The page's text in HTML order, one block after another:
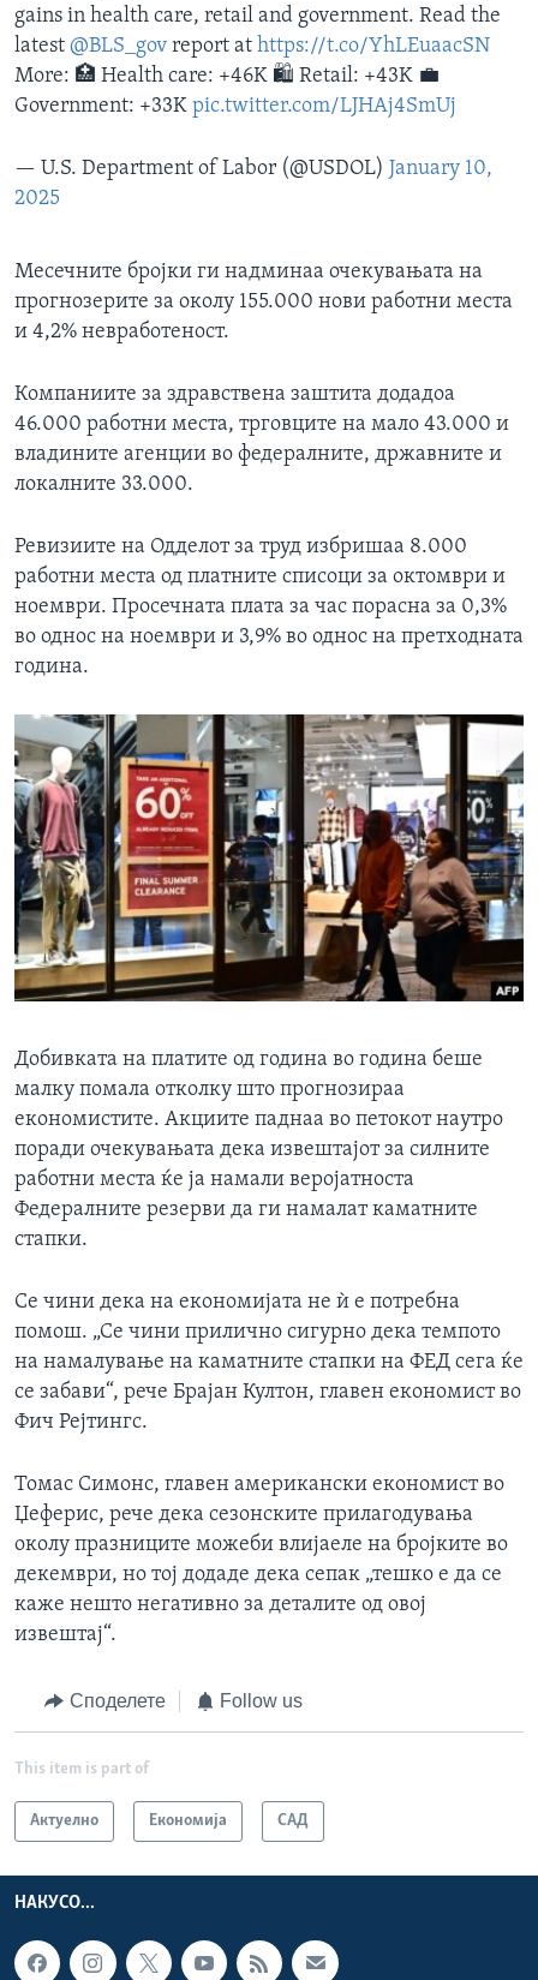
gains in health care, retail and government. Read the
latest @BLS_gov report at https://t.co/YhLEuaacSN
More: 🏥 Health care: +46K 🛍️ Retail: +43K 💼
Government: +33K pic.twitter.com/LJHAj4SmUj
— U.S. Department of Labor (@USDOL) January 10,
2025
Месечните бројки ги надминаа очекувањата на
прогнозерите за околу 155.000 нови работни места
и 4,2% невработеност.
Компаниите за здравствена заштита додадоа
46.000 работни места, трговците на мало 43.000 и
владините агенции во федералните, државните и
локалните 33.000.
Ревизиите на Одделот за труд избришаа 8.000
работни места од платните списоци за октомври и
ноември. Просечната плата за час порасна за 0,3%
во однос на ноември и 3,9% во однос на претходната
година.
Добивката на платите од година во година беше
малку помала отколку што прогнозираа
економистите. Акциите паднаа во петокот наутро
поради очекувањата дека извештајот за силните
работни места ќе ја намали веројатноста
Федералните резерви да ги намалат каматните
стапки.
Се чини дека на економијата не ѝ е потребна
помош. „Се чини прилично сигурно дека темпото
на намалување на каматните стапки на ФЕД сега ќе
се забави“, рече Брајан Култон, главен економист во
Фич Рејтингс.
Томас Симонс, главен американски економист во
Џеферис, рече дека сезонските прилагодувања
околу празниците можеби влијаеле на бројките во
декември, но тој додаде дека сепак „тешко е да се
каже нешто негативно за деталите од овој
извештај“.
Споделете Follow us
This item is part of
Актуелно Економија САД
НАКУСО...